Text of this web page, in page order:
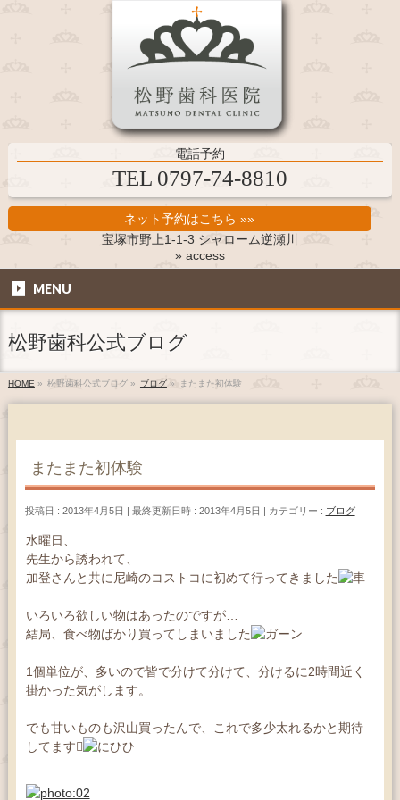
電話予約
TEL 0797-74-8810
ネット予約はこちら »»
宝塚市野上1-1-3 シャローム逆瀬川
» access
MENU
松野歯科公式ブログ
HOME » 松野歯科公式ブログ» ブログ» またまた初体験
またまた初体験
投稿日 : 2013年4月5日 最終更新日時 : 2013年4月5日 カテゴリー : ブログ
水曜日、
先生から誘われて、
加登さんと共に尼崎のコストコに初めて行ってきました
いろいろ欲しい物はあったのですが…
結局、食べ物ばかり買ってしまいました
1個単位が、多いので皆で分けて分けて、分けるに2時間近く
掛かった気がします。
でも甘いものも沢山買ったんで、これで多少太れるかと期待
してます